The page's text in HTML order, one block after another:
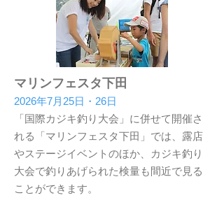
マリンフェスタ下田
2026年7月25日・26日
「国際カジキ釣り大会」に併せて開催さ
れる「マリンフェスタ下田」では、露店
やステージイベントのほか、カジキ釣り
大会で釣りあげられた検量も間近で見る
ことができます。